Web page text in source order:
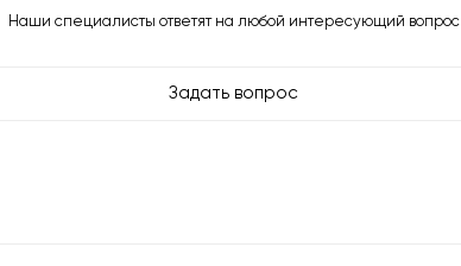
Наши специалисты ответят на любой интересующий вопрос
Задать вопрос